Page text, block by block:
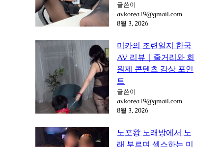
글쓴이
avkorea19@gmail.com
8월 3, 2026
미카의 조련일지 한국
AV 리뷰｜줄거리와 회
원제 콘텐츠 감상 포인
트
글쓴이
avkorea19@gmail.com
8월 3, 2026
노포왕 노래방에서 노
래 부르며 섹스하는 미